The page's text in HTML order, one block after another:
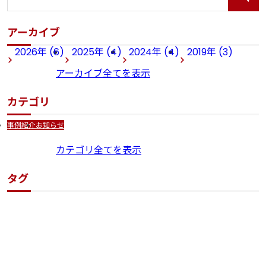
アーカイブ
2026年 (6) 2025年 (4) 2024年 (4)
2019年 (3)
アーカイブ全てを表示
カテゴリ
事例紹介お知らせ
カテゴリ全てを表示
タグ